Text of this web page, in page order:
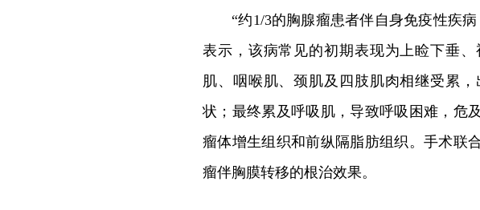
“约1/3的胸腺瘤患者伴自身免疫性疾
表示，该病常见的初期表现为上睑下垂
肌、咽喉肌、颈肌及四肢肌肉相继受累
状；最终累及呼吸肌，导致呼吸困难，危
瘤体增生组织和前纵隔脂肪组织。手术联
瘤伴胸膜转移的根治效果。